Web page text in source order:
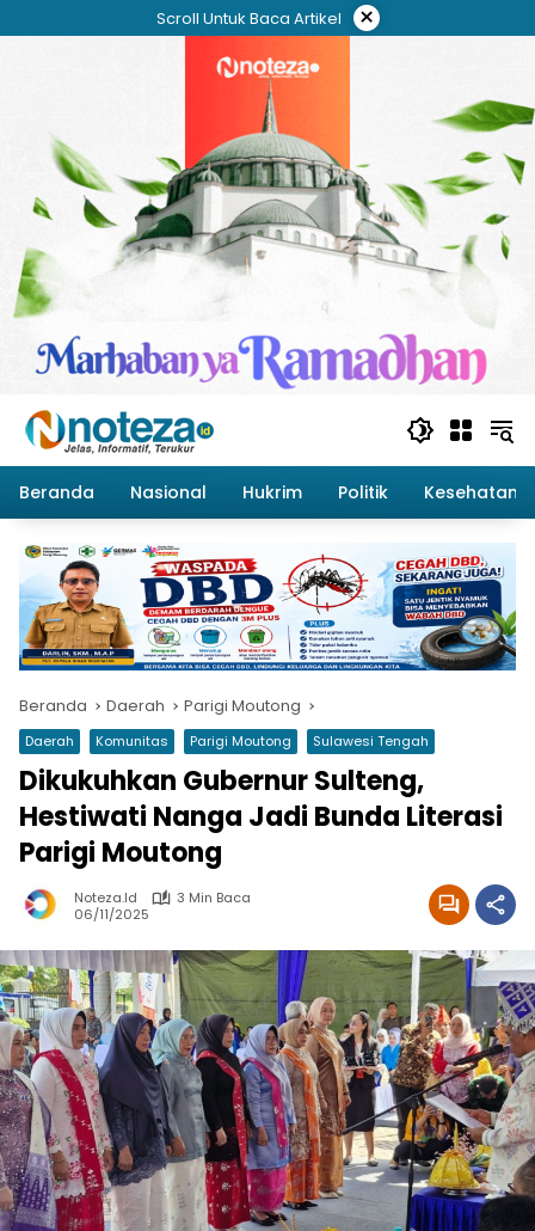
ke
Scroll Untuk Baca Artikel ×
Beranda Nasional Hukrim Politik Kesehatan
Beranda Daerah Parigi Moutong
Daerah Komunitas Parigi Moutong Sulawesi Tengah
Dikukuhkan Gubernur Sulteng,
Hestiwati Nanga Jadi Bunda Literasi
Parigi Moutong
Noteza.id
3 Min Baca
06/11/2025